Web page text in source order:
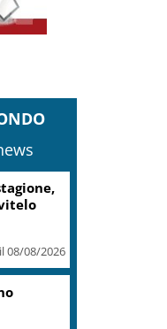
il 08/08/2026